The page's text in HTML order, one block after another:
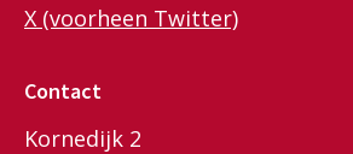
X (voorheen Twitter)
Contact
Kornedijk 2